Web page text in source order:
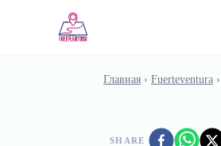
Главная › Fuerteventura ›
SHARE